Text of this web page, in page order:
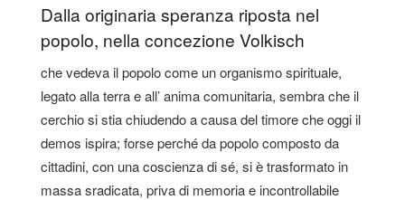
Dalla originaria speranza riposta nel
popolo, nella concezione Volkisch
che vedeva il popolo come un organismo spirituale,
legato alla terra e all’ anima comunitaria, sembra che il
cerchio si stia chiudendo a causa del timore che oggi il
demos ispira; forse perché da popolo composto da
cittadini, con una coscienza di sé, si è trasformato in
massa sradicata, priva di memoria e incontrollabile